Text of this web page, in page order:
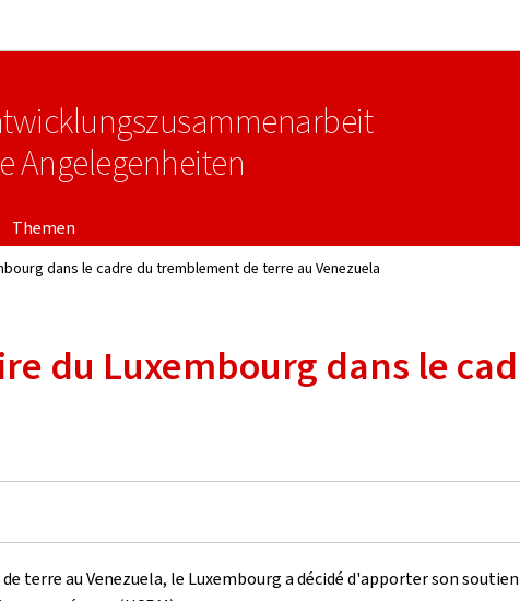
Angelegenheiten
Themen
dans le cadre du tremblement de terre au Venezuela
du Luxembourg dans le
terre au Venezuela, le Luxembourg a décidé d'apporter son